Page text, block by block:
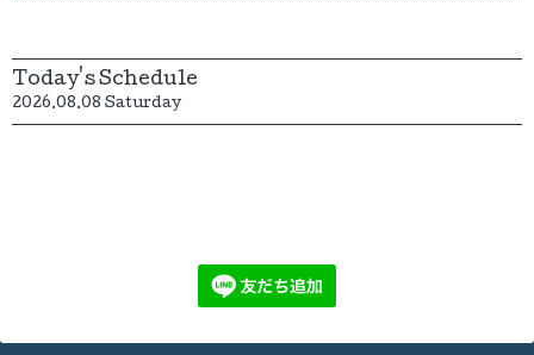
Today's Schedule
2026.08.08 Saturday